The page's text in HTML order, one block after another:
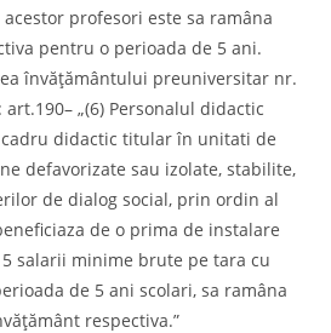
profesori este sa ramâna
pentru o perioada de 5 ani.
învățământului preuniversitar nr.
„(6) Personalul didactic
didactic titular în unitati de
defavorizate sau izolate, stabilite,
de dialog social, prin ordin al
de o prima de instalare
salarii minime brute pe tara cu
de 5 ani scolari, sa ramâna
respectiva.”